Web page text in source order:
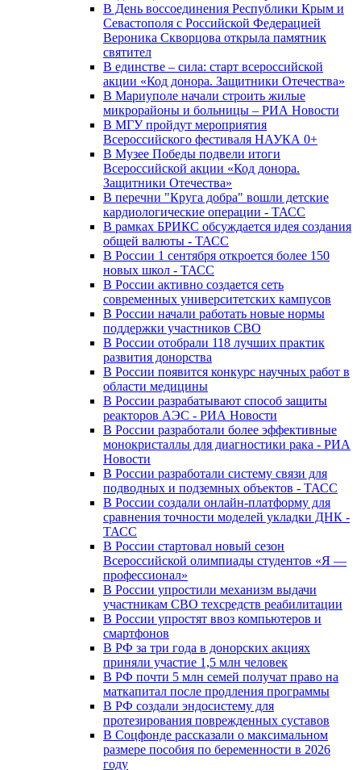
В День воссоединения Республики Крым и
Севастополя с Российской Федерацией
Вероника Скворцова открыла памятник
святител
В единстве – сила: старт всероссийской
акции «Код донора. Защитники Отечества»
В Мариуполе начали строить жилые
микрорайоны и больницы – РИА Новости
В МГУ пройдут мероприятия
Всероссийского фестиваля НАУКА 0+
В Музее Победы подвели итоги
Всероссийской акции «Код донора.
Защитники Отечества»
В перечни "Круга добра" вошли детские
кардиологические операции - ТАСС
В рамках БРИКС обсуждается идея создания
общей валюты - ТАСС
В России 1 сентября откроется более 150
новых школ - ТАСС
В России активно создается сеть
современных университетских кампусов
В России начали работать новые нормы
поддержки участников СВО
В России отобрали 118 лучших практик
развития донорства
В России появится конкурс научных работ в
области медицины
В России разрабатывают способ защиты
реакторов АЭС - РИА Новости
В России разработали более эффективные
монокристаллы для диагностики рака - РИА
Новости
В России разработали систему связи для
подводных и подземных объектов - ТАСС
В России создали онлайн-платформу для
сравнения точности моделей укладки ДНК -
ТАСС
В России стартовал новый сезон
Всероссийской олимпиады студентов «Я —
профессионал»
В России упростили механизм выдачи
участникам СВО техсредств реабилитации
В России упростят ввоз компьютеров и
смартфонов
В РФ за три года в донорских акциях
приняли участие 1,5 млн человек
В РФ почти 5 млн семей получат право на
маткапитал после продления программы
В РФ создали эндосистему для
протезирования поврежденных суставов
В Соцфонде рассказали о максимальном
размере пособия по беременности в 2026
году